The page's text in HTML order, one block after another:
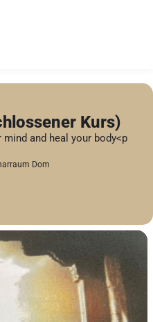
Kurs)
and heal your body<p
Dom